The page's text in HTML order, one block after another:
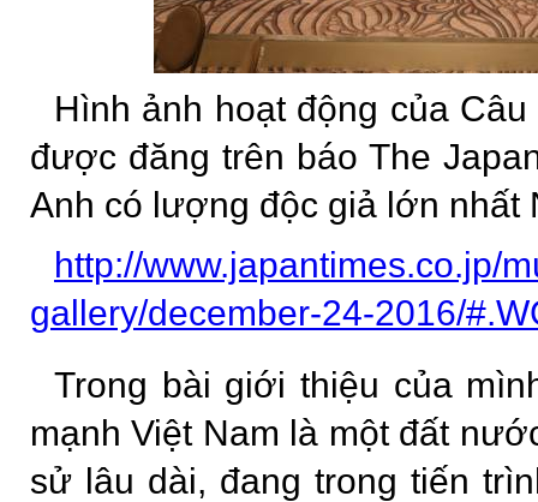
Hình ảnh hoạt động của
được đăng trên báo The
Anh có lượng độc giả lớn nhất
http://www.japantimes.co.jp/
gallery/december-24-2016/
Trong bài giới thiệu của
mạnh Việt Nam là một đất
sử lâu dài, đang trong tiến